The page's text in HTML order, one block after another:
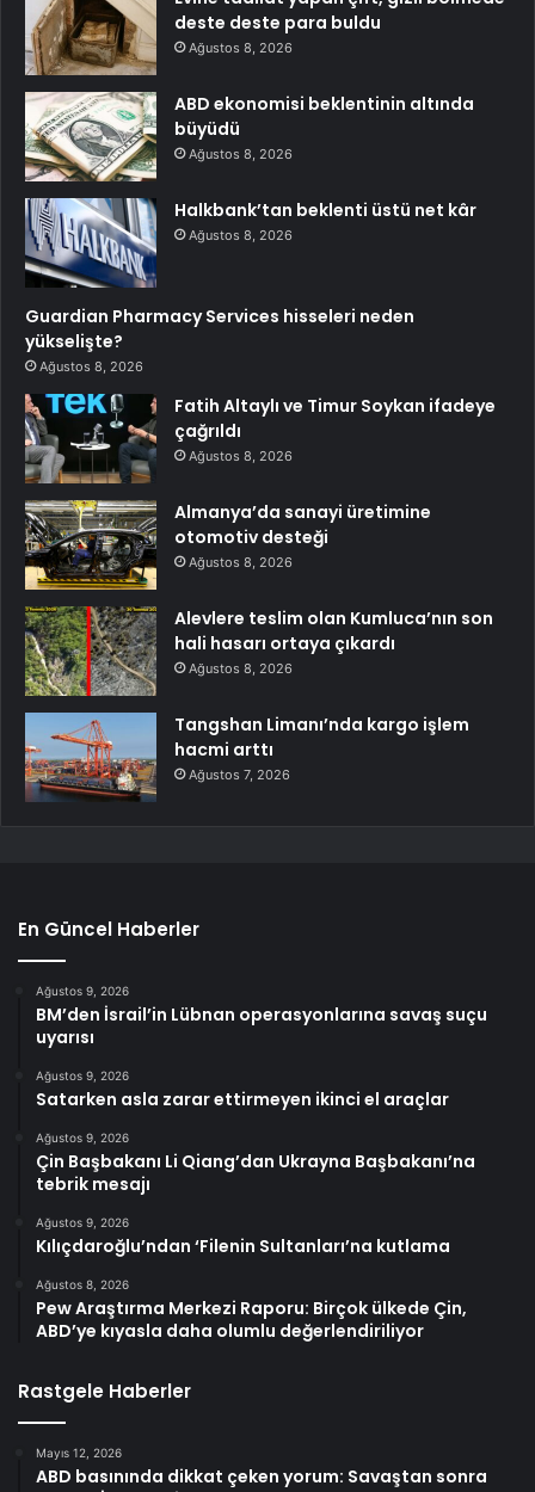
deste deste para buldu
Ağustos 8, 2026
ABD ekonomisi beklentinin altında
büyüdü
Ağustos 8, 2026
Halkbank’tan beklenti üstü net kâr
Ağustos 8, 2026
Guardian Pharmacy Services hisseleri neden
yükselişte?
Ağustos 8, 2026
Fatih Altaylı ve Timur Soykan ifadeye
çağrıldı
Ağustos 8, 2026
Almanya’da sanayi üretimine
otomotiv desteği
Ağustos 8, 2026
Alevlere teslim olan Kumluca’nın son
hali hasarı ortaya çıkardı
Ağustos 8, 2026
Tangshan Limanı’nda kargo işlem
hacmi arttı
Ağustos 7, 2026
En Güncel Haberler
Ağustos 9, 2026
BM’den İsrail’in Lübnan operasyonlarına savaş suçu
uyarısı
Ağustos 9, 2026
Satarken asla zarar ettirmeyen ikinci el araçlar
Ağustos 9, 2026
Çin Başbakanı Li Qiang’dan Ukrayna Başbakanı’na
tebrik mesajı
Ağustos 9, 2026
Kılıçdaroğlu’ndan ‘Filenin Sultanları’na kutlama
Ağustos 8, 2026
Pew Araştırma Merkezi Raporu: Birçok ülkede Çin,
ABD’ye kıyasla daha olumlu değerlendiriliyor
Rastgele Haberler
Mayıs 12, 2026
ABD basınında dikkat çeken yorum: Savaştan sonra